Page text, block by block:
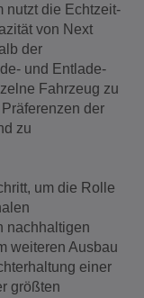
nutzt die Echtzeit-
von Next
der
und Entlade-
Fahrzeug zu
der
zu
um die Rolle
nachhaltigen
weiteren Ausbau
einer
größten